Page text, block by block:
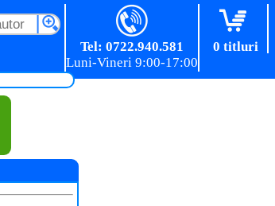
0 titluri
Tel: 0722.940.581